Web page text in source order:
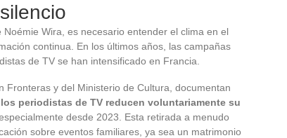
Wira, es necesario entender el clima en el
continua. En los últimos años, las campañas
de TV se han intensificado en Francia.
Fronteras y del Ministerio de Cultura, documentan
los periodistas de TV reducen voluntariamente su
especialmente desde 2023. Esta retirada a menudo
sobre eventos familiares, ya sea un matrimonio